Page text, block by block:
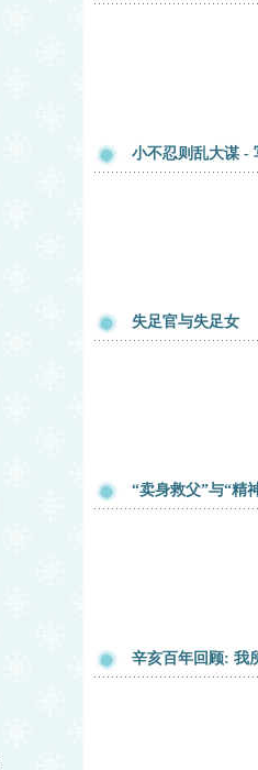
小不忍则乱大谋 -
失足官与失足女
“卖身救父”与“精
辛亥百年回顾: 我